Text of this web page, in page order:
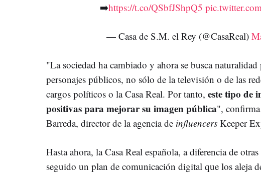
➡️https://t.co/QSbfJShpQ5
— Casa de S.M. el Rey (@CasaReal)
"La sociedad ha cambiado y ahora se busca
personajes públicos, no sólo de la televisión o de las
cargos políticos o la Casa Real. Por tanto, este tipo de
positivas para mejorar su imagen pública",
Barreda, director de la agencia de influencers Keeper
Hasta ahora, la Casa Real española, a diferencia de
seguido un plan de comunicación digital que los aleja